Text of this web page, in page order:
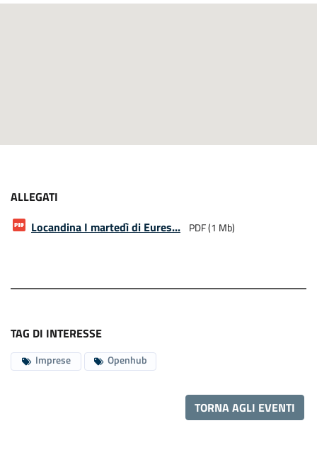
ALLEGATI
Locandina I martedì di Eures...
PDF (1 Mb)
TAG DI INTERESSE
Imprese Openhub
TORNA AGLI EVENTI